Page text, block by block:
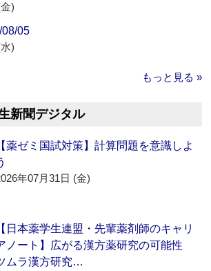
)
05
)
もっと見る »
新聞デジタル
【薬ゼミ国試対策】計算問題を意識しよ
年07月31日 (金)
【日本薬学生連盟・先輩薬剤師のキャリ
ノート】広がる漢方薬研究の可能性
ムラ漢方研究…